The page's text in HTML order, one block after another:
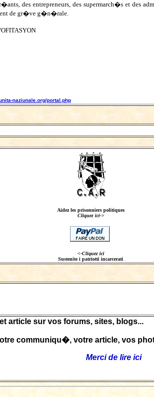
des entrepreneurs, des supermarch�s et des
de gr�ve g�n�rale.
naziunale.org/portal.php
Aidez les prisonniers politiques
Cliquez ici->
<-Cliquez ici
Sustenite i patriotti incarcerati
article sur vos forums, sites, blogs...
communiqu�, votre article, vos
Merci de lire ici